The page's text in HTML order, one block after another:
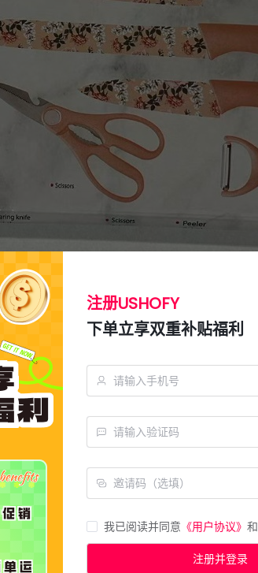
注册USHOFY
下单立享双重补贴福利
我已阅读并同意 《用户协议》 和
注册并登录